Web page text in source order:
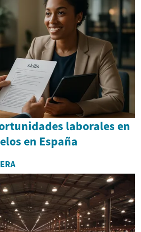
laborales en
en España